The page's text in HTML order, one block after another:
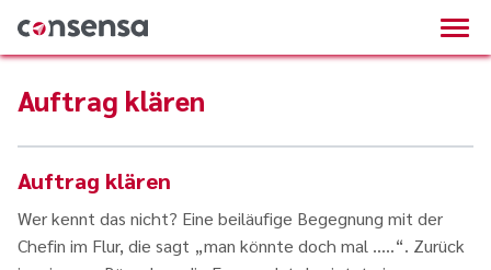
Auftrag klären
Auftrag klären
Wer kennt das nicht? Eine beiläufige Begegnung mit der
Chefin im Flur, die sagt „man könnte doch mal …..“. Zurück